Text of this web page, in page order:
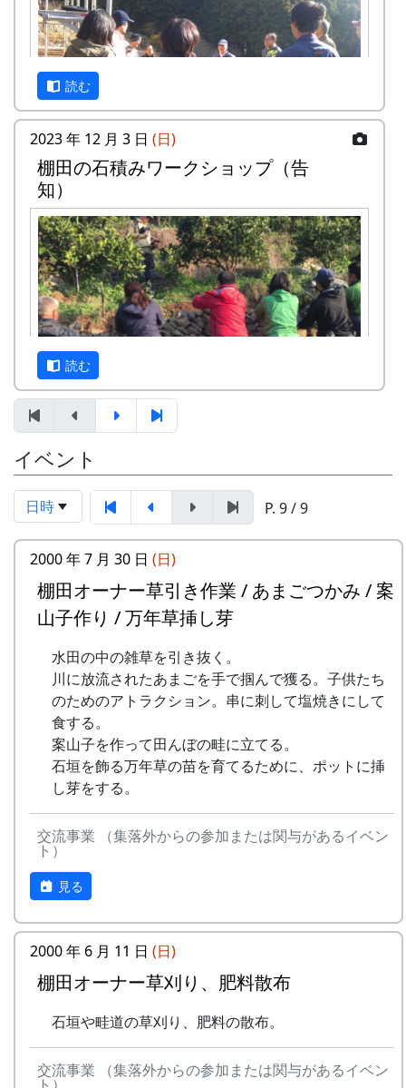
日時・場所
日時 : 2024年6月15日（土） 13:00 - 16:30
場所 : 岩座神公会堂
プログラム
岩座神における棚田景観の現状と課題
武庫川女子大学大学院建築学研究科専攻
来栖萌々子
～
京都府立大学文学部歴史学科4回生 橋本
唯
岩座神地区文書からみた江戸時代の神光寺と
家族
京都府立大学文学部歴史学科教授 東昇
京都府立大学文学部歴史学科4回生 渡部
凌空・小島慧音
多可町の寺社建築 ～五霊神社を中心に～
京都府立大学文学部歴史学科教授 岸泰子
京都府立大学大学院歴史学専攻 山内愛弓
座談会
参加申込みについて
参加費 : 無料
申込み期日 : 2024年6月8日（日）
申込み・問い合せ先 : 那珂ふれあい館
多可町中区東山 539-3
TEL 0795-32-0685 FAX 0795-30-2730
mail : fureaikan@town.taka.lg.jp
の場合は翌水曜日休館）
12月3日（日）、県内外から総勢20数名の参加者
を得て、棚田の石積みワークショップが開催され
ました。最初に簡単な自己紹介。遠くは長崎県や
和歌山県からも参加があったり、老若男女、職業
も関心もバラバラ、非常にバラエティーに富んだ
メンバーでした。
読む
2023 年 12 月 3 日 (日)
棚⽥の⽯積みワークショップ（告
知）
開催日
2023年12月3日（日） 10:00 ～16:00
内容
⽯積みの保全に取り組む「⽯積み学校」の⾦⼦⽒
にお越しいただき⽯積みのワークショップを通じ
て、その価値や技術を学びます。
10:00 集合、金子氏によるお話、説明
10:00 ～ 13:30 休憩（簡単な炊き出しを
予定）
16:00 終了
主催
読む
イベント
日時 P. 9 / 9
2000 年 7 月 30 日 (日)
棚田オーナー草引き作業 / あまごつかみ / 案
山子作り / 万年草挿し芽
水田の中の雑草を引き抜く。
川に放流されたあまごを手で掴んで獲る。子供たち
のためのアトラクション。串に刺して塩焼きにして
食する。
案山子を作って田んぼの畦に立てる。
石垣を飾る万年草の苗を育てるために、ポットに挿
し芽をする。
交流事業 （集落外からの参加または関与があるイベン
ト）
見る
2000 年 6 月 11 日 (日)
棚田オーナー草刈り、肥料散布
石垣や畦道の草刈り、肥料の散布。
交流事業 （集落外からの参加または関与があるイベン